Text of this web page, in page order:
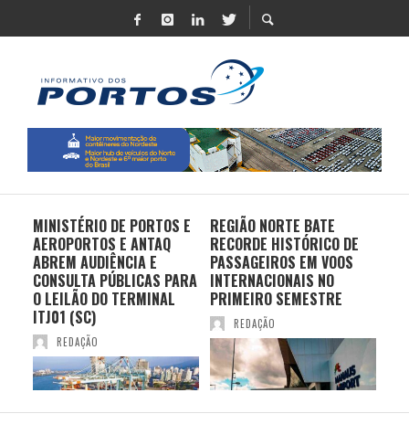
MINISTÉRIO DE PORTOS E
AEROPORTOS E ANTAQ
ABREM AUDIÊNCIA E
CONSULTA PÚBLICAS PARA
O LEILÃO DO TERMINAL
ITJ01 (SC)
REDAÇÃO
REGIÃO NORTE BATE
RECORDE HISTÓRICO DE
PASSAGEIROS EM VOOS
INTERNACIONAIS NO
PRIMEIRO SEMESTRE
REDAÇÃO